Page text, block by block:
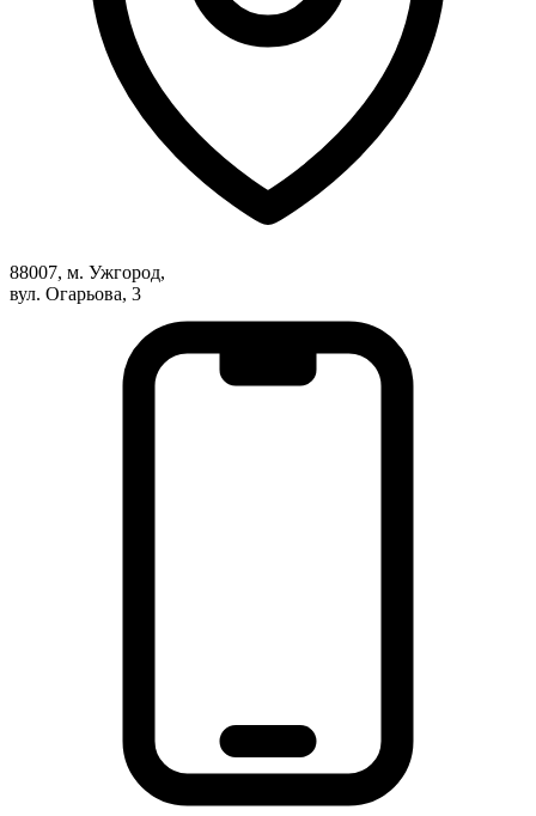
88007, м. Ужгород,
вул. Огарьова, 3